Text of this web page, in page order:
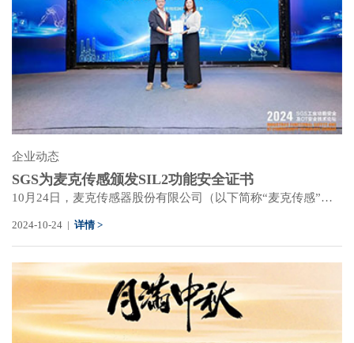
企业动态
SGS为麦克传感颁发SIL2功能安全证书
10月24日，麦克传感器股份有限公司（以下简称“麦克传感”）受邀出席了由国际公认的测试、检验和认证机构SGS在上海举办的“2024工业功能安全及OT安全技术论坛”。在论坛现场SGS为麦克传感自主研发的MDM7100型智能压力变送器产品颁发了SIL2功能安全证书。
2024-10-24 | 详情 >